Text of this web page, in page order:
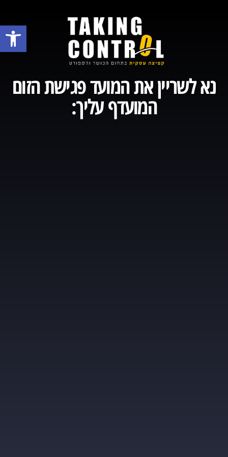
נא לשריין את המועד פגישת הזום
המועדף עליך: